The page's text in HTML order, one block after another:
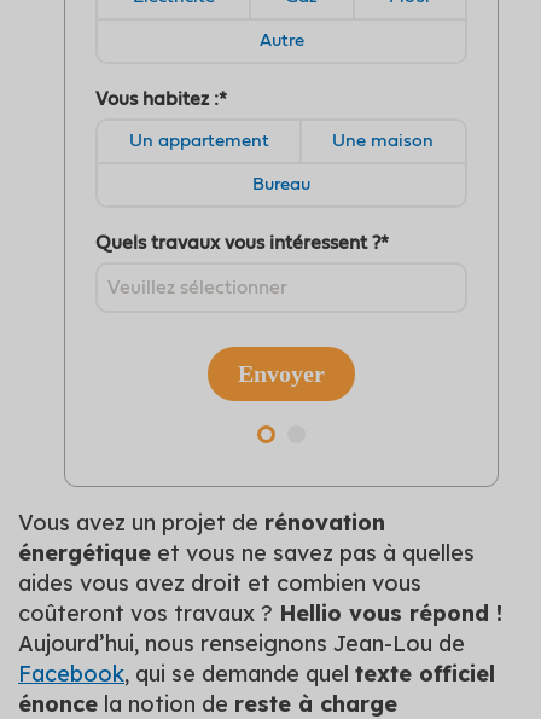
Vous avez un projet de rénovation
énergétique et vous ne savez pas à quelles
aides vous avez droit et combien vous
coûteront vos travaux ? Hellio vous répond !
Aujourd’hui, nous renseignons Jean-Lou de
Facebook, qui se demande quel texte officiel
énonce la notion de reste à charge